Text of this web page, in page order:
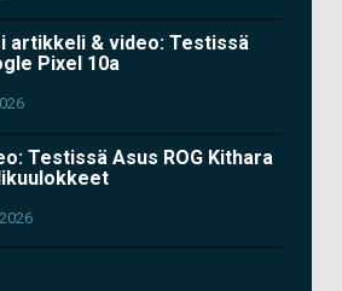
artikkeli & video: Testissä
Pixel 10a
Testissä Asus ROG Kithara